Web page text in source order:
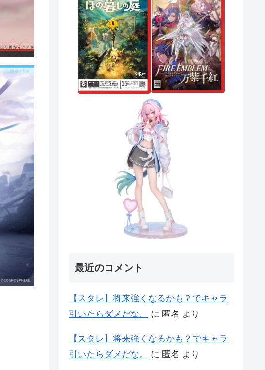
最近のコメント
【スタレ】将来強くなるかも？でキャラ
引いたらダメだな。
に 匿名 より
【スタレ】将来強くなるかも？でキャラ
引いたらダメだな。
に 匿名 より